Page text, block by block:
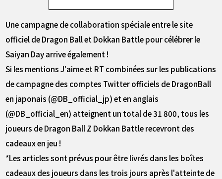
Une campagne de collaboration spéciale entre le site
officiel de Dragon Ball et Dokkan Battle pour célébrer le
Saiyan Day arrive également !
Si les mentions J'aime et RT combinées sur les publications
de campagne des comptes Twitter officiels de DragonBall
en japonais (@DB_official_jp) et en anglais
(@DB_official_en) atteignent un total de 31 800, tous les
joueurs de Dragon Ball Z Dokkan Battle recevront des
cadeaux en jeu !
*Les articles sont prévus pour être livrés dans les boîtes
cadeaux des joueurs dans les trois jours après l'atteinte de